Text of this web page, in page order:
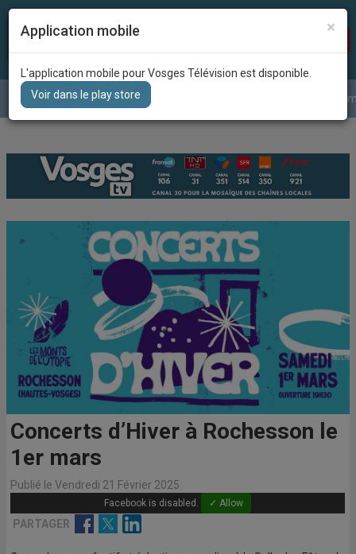
Le journal Grille des
Concerts d’Hiver à Rochesson le
1er mars
Publié le Vendredi 21 Février 2025
Facebook is disabled. ✓ Allow
PARTAGER Facebook
Twitter
×
Application mobile
L'application mobile pour Vosges Télévision est disponible.
Voir dans le play store